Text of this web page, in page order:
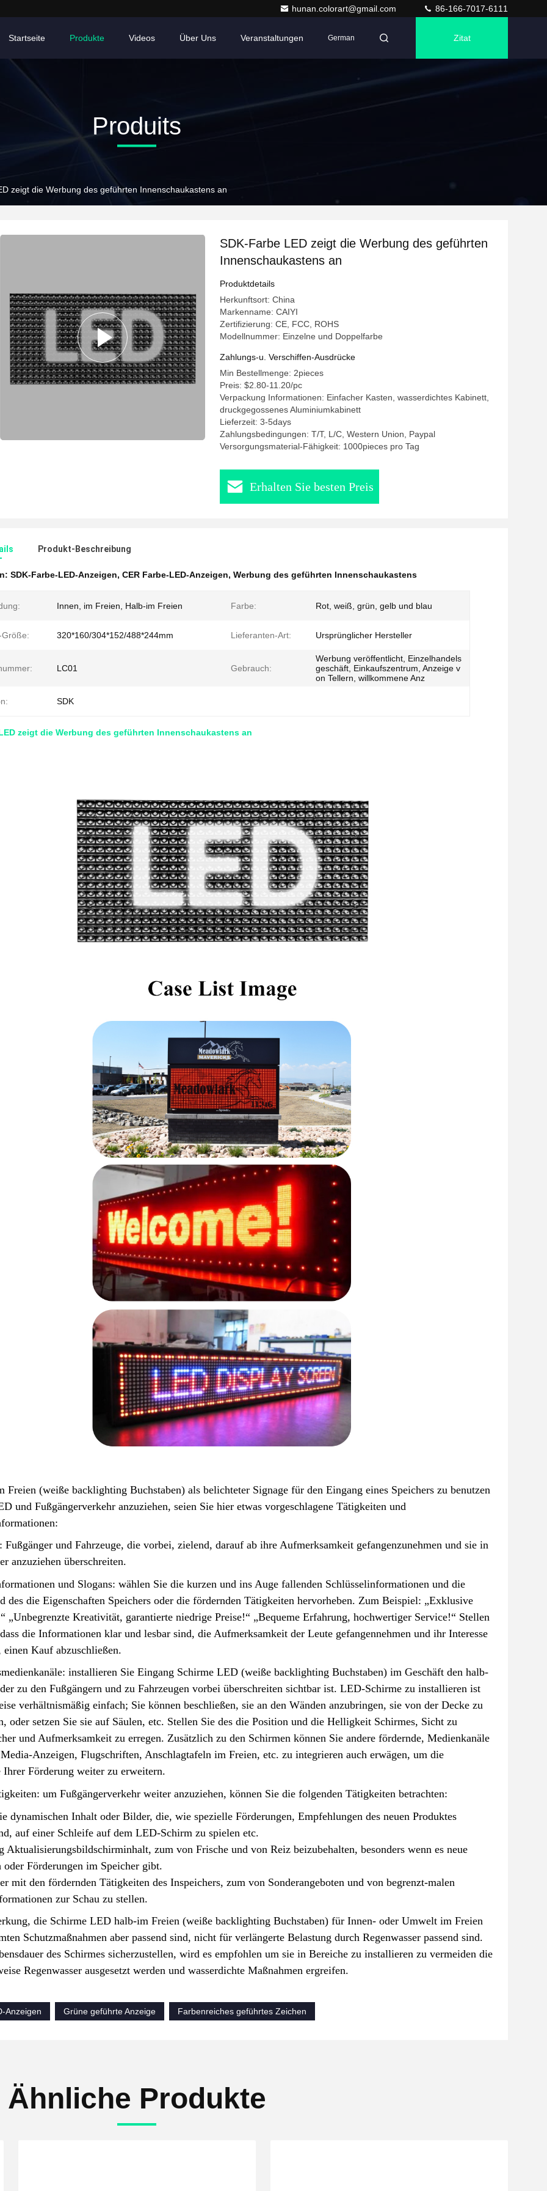
hunan.colorart@gmail.com 86-166-7017-6111
Startseite Produkte Videos Über Uns Veranstaltungen German Zitat
Produits
zeigt die Werbung des geführten Innenschaukastens an
SDK-Farbe LED zeigt die Werbung des geführten
Innenschaukastens an
Produktdetails
Herkunftsort: China
Markenname: CAIYI
Zertifizierung: CE, FCC, ROHS
Modellnummer: Einzelne und Doppelfarbe
Zahlungs-u. Verschiffen-Ausdrücke
Min Bestellmenge: 2pieces
Preis: $2.80-11.20/pc
Verpackung Informationen: Einfacher Kasten, wasserdichtes Kabinett,
druckgegossenes Aluminiumkabinett
Lieferzeit: 3-5days
Zahlungsbedingungen: T/T, L/C, Western Union, Paypal
Versorgungsmaterial-Fähigkeit: 1000pieces pro Tag
Erhalten Sie besten Preis
Produkt-Beschreibung
SDK-Farbe-LED-Anzeigen, CER Farbe-LED-Anzeigen, Werbung des geführten Innenschaukastens
Innen, im Freien, Halb-im Freien Farbe: Rot, weiß, grün, gelb und blau
Größe: 320*160/304*152/488*244mm Lieferanten-Art: Ursprünglicher Hersteller
LC01 Gebrauch:
Werbung veröffentlicht, Einzelhandels
geschäft, Einkaufszentrum, Anzeige v
on Tellern, willkommene Anz
SDK
zeigt die Werbung des geführten Innenschaukastens an
Freien (weiße backlighting Buchstaben) als belichteter Signage für den Eingang eines Speichers zu benutzen
und Fußgängerverkehr anzuziehen, seien Sie hier etwas vorgeschlagene Tätigkeiten und
Fußgänger und Fahrzeuge, die vorbei, zielend, darauf ab ihre Aufmerksamkeit gefangenzunehmen und sie in
anzuziehen überschreiten.
und Slogans: wählen Sie die kurzen und ins Auge fallenden Schlüsselinformationen und die
des die Eigenschaften Speichers oder die fördernden Tätigkeiten hervorheben. Zum Beispiel: „Exklusive
„Unbegrenzte Kreativität, garantierte niedrige Preise!“ „Bequeme Erfahrung, hochwertiger Service!“ Stellen
die Informationen klar und lesbar sind, die Aufmerksamkeit der Leute gefangennehmen und ihr Interesse
einen Kauf abzuschließen.
installieren Sie Eingang Schirme LED (weiße backlighting Buchstaben) im Geschäft den halb-
zu den Fußgängern und zu Fahrzeugen vorbei überschreiten sichtbar ist. LED-Schirme zu installieren ist
verhältnismäßig einfach; Sie können beschließen, sie an den Wänden anzubringen, sie von der Decke zu
oder setzen Sie sie auf Säulen, etc. Stellen Sie des die Position und die Helligkeit Schirmes, Sicht zu
und Aufmerksamkeit zu erregen. Zusätzlich zu den Schirmen können Sie andere fördernde, Medienkanäle
Anzeigen, Flugschriften, Anschlagtafeln im Freien, etc. zu integrieren auch erwägen, um die
Ihrer Förderung weiter zu erweitern.
um Fußgängerverkehr weiter anzuziehen, können Sie die folgenden Tätigkeiten betrachten:
dynamischen Inhalt oder Bilder, die, wie spezielle Förderungen, Empfehlungen des neuen Produktes
auf einer Schleife auf dem LED-Schirm zu spielen etc.
Aktualisierungsbildschirminhalt, zum von Frische und von Reiz beizubehalten, besonders wenn es neue
oder Förderungen im Speicher gibt.
mit den fördernden Tätigkeiten des Inspeichers, zum von Sonderangeboten und von begrenzt-malen
zur Schau zu stellen.
die Schirme LED halb-im Freien (weiße backlighting Buchstaben) für Innen- oder Umwelt im Freien
Schutzmaßnahmen aber passend sind, nicht für verlängerte Belastung durch Regenwasser passend sind.
des Schirmes sicherzustellen, wird es empfohlen um sie in Bereiche zu installieren zu vermeiden die
Regenwasser ausgesetzt werden und wasserdichte Maßnahmen ergreifen.
Anzeigen
Grüne geführte Anzeige Farbenreiches geführtes Zeichen
Ähnliche Produkte